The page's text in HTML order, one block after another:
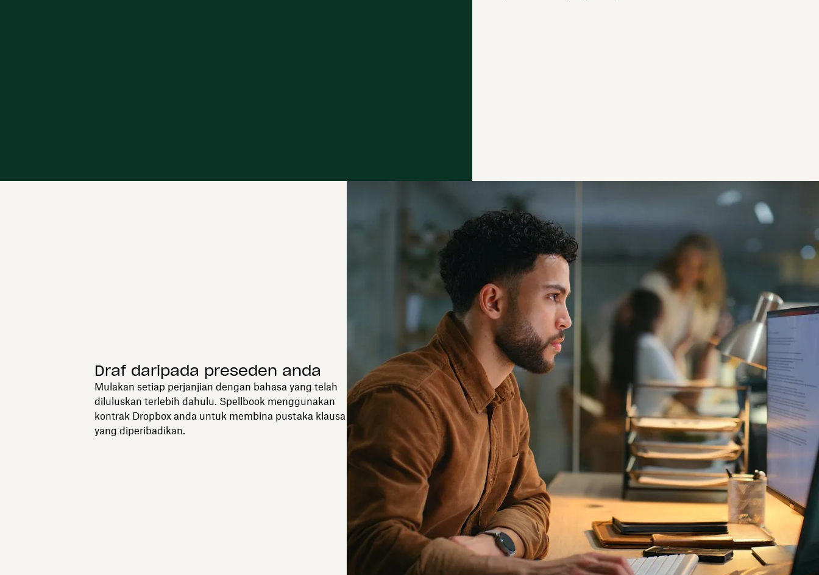
Draf daripada preseden anda
Mulakan setiap perjanjian dengan bahasa yang telah
diluluskan terlebih dahulu. Spellbook menggunakan
kontrak Dropbox anda untuk membina pustaka klausa
yang diperibadikan.